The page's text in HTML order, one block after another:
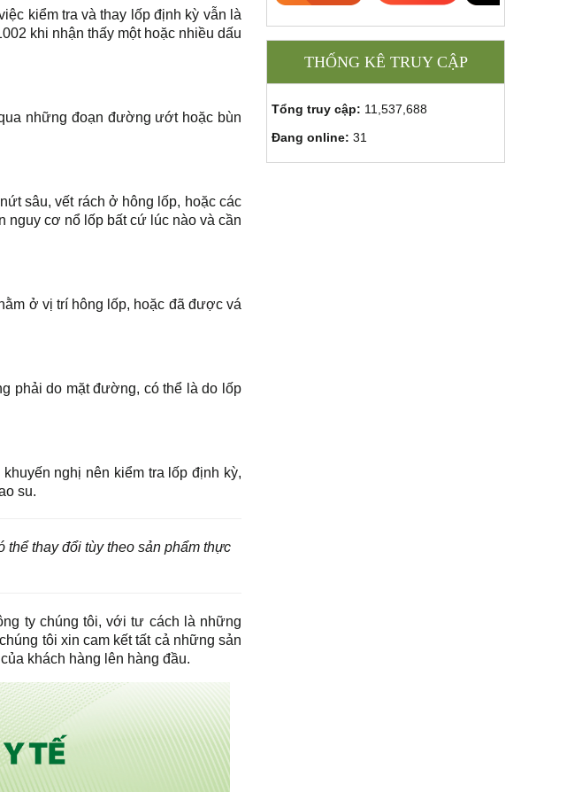
kiểm tra và thay lốp định kỳ vẫn là
khi nhận thấy một hoặc nhiều dấu
những đoạn đường ướt hoặc bùn
sâu, vết rách ở hông lốp, hoặc các
nguy cơ nổ lốp bất cứ lúc nào và cần
ở vị trí hông lốp, hoặc đã được vá
phải do mặt đường, có thể là do lốp
nghị nên kiểm tra lốp định kỳ,
su.
thể thay đổi tùy theo sản phẩm thực
ty chúng tôi, với tư cách là những
tôi xin cam kết tất cả những sản
khách hàng lên hàng đầu.
THỐNG KÊ TRUY CẬP
Tổng truy cập: 11,537,688
Đang online: 31